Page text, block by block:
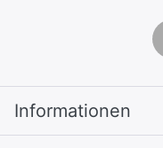
Informationen